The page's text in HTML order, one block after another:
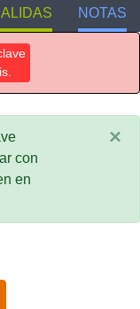
NOTAS
con
en
×